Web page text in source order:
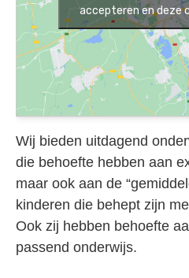
accepteren en deze
Wij bieden uitdagend
die behoefte hebben aan
maar ook aan de
kinderen die behept zijn
Ook zij hebben behoefte
passend onderwijs.